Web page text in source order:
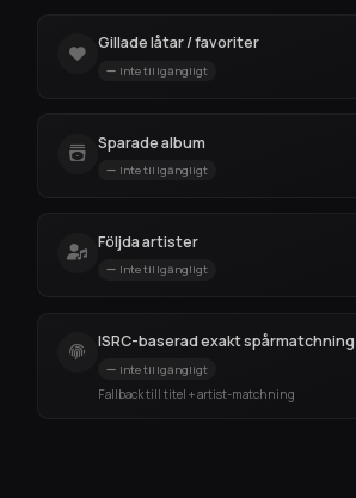
Gillade låtar / favoriter
Inte tillgängligt
Sparade album
Inte tillgängligt
Följda artister
Inte tillgängligt
ISRC-baserad exakt spårmatchning
Inte tillgängligt
Fallback till titel + artist-matchning